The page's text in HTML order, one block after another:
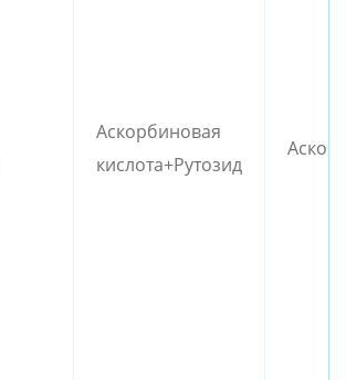
Аскорбиновая
кислота+Рутозид